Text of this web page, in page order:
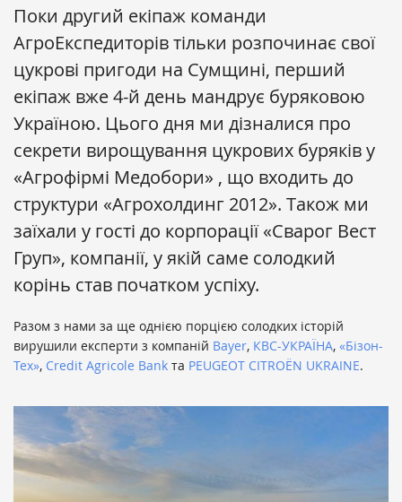
Поки другий екіпаж команди
АгроЕкспедиторів тільки розпочинає свої
цукрові пригоди на Сумщині, перший
екіпаж вже 4-й день мандрує буряковою
Україною. Цього дня ми дізналися про
секрети вирощування цукрових буряків у
«Агрофірмі Медобори» , що входить до
структури «Агрохолдинг 2012». Також ми
заїхали у гості до корпорації «Сварог Вест
Груп», компанії, у якій саме солодкий
корінь став початком успіху.
Разом з нами за ще однією порцією солодких історій
вирушили експерти з компаній Bayer, КВС-УКРАЇНА, «Бізон-
Тех», Credit Agricole Bank та PEUGEOT CITROЁN UKRAINE.